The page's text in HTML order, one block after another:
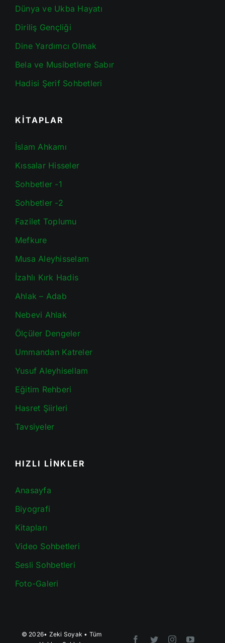
Dünya ve Ukba Hayatı
Diriliş Gençliği
Dine Yardımcı Olmak
Bela ve Musibetlere Sabır
Hadisi Şerif Sohbetleri
KİTAPLAR
İslam Ahkamı
Kıssalar Hisseler
Sohbetler -1
Sohbetler -2
Fazilet Toplumu
Mefkure
Musa Aleyhisselam
İzahlı Kırk Hadis
Ahlak – Adab
Nebevi Ahlak
Ölçüler Dengeler
Ummandan Katreler
Yusuf Aleyhisellam
Eğitim Rehberi
Hasret Şiirleri
Tavsiyeler
HIZLI LİNKLER
Anasayfa
Biyografi
Kitapları
Video Sohbetleri
Sesli Sohbetleri
Foto-Galeri
© 2026• Zeki Soyak • Tüm